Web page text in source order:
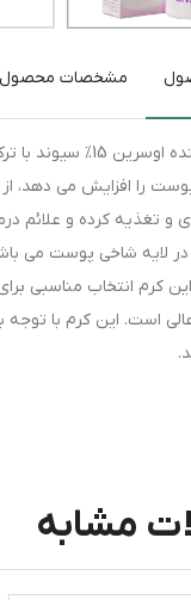
مشخصات محصول
کرم مرطوب
و تغذیه کرده و علائم
لایه شاخی پوست می
این کرم انتخاب
است. این کرم با
مشابه